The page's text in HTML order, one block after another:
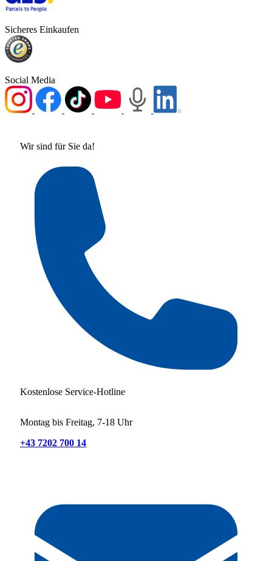
Sicheres Einkaufen
Social Media
Wir sind für Sie da!
Kostenlose Service-Hotline
Montag bis Freitag, 7-18 Uhr
+43 7202 700 14